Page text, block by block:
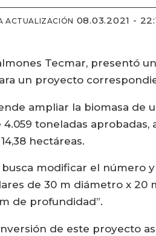
ACTUALIZACIÓN 08.03.2021 -
Tecmar, presentó
un proyecto
ampliar la biomasa de
4.059 toneladas
hectáreas.
busca modificar el número
de 30 m diámetro x
de profundidad”.
de este proyecto